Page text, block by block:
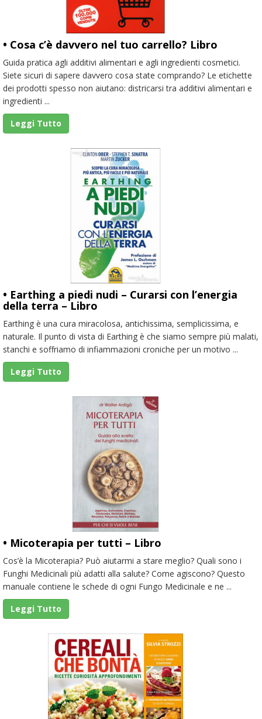
• Cosa c’è davvero nel tuo carrello? Libro
Guida pratica agli additivi alimentari e agli ingredienti cosmetici.
Siete sicuri di sapere davvero cosa state comprando? Le etichette
dei prodotti spesso non aiutano: districarsi tra additivi alimentari e
ingredienti ...
Leggi Tutto
• Earthing a piedi nudi – Curarsi con l’energia
della terra – Libro
Earthing è una cura miracolosa, antichissima, semplicissima, e
naturale. Il punto di vista di Earthing è che siamo sempre più malati,
stanchi e soffriamo di infiammazioni croniche per un motivo ...
Leggi Tutto
• Micoterapia per tutti – Libro
Cos’è la Micoterapia? Può aiutarmi a stare meglio? Quali sono i
Funghi Medicinali più adatti alla salute? Come agiscono? Questo
manuale contiene le schede di ogni Fungo Medicinale e ne ...
Leggi Tutto